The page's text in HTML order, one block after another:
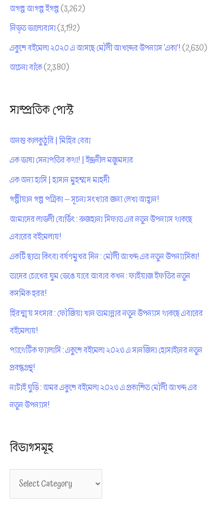
অগল্প আগল্প ইগল্প(3,262)
নিভৃত ভালোবাসা(3,192)
একুশে বইমেলা ২০২০ এ আসছে মৌলী আখন্দের উপন্যাস ‘একা’!(2,630)
অচেনা বাঁকে(2,380)
সাম্প্রতিক পোস্ট
অনন্ত কালকুঠুরি | মিহির বেরা
এক ভাষা সেনাপতির কথা! | ইন্দ্রনীল মজুমদার
এক অন্য হাসি | হাসান মুহম্মদ মাহদী
গল্পীয়ান গল্প পত্রিকা — সূচনা সংখ্যার জন্য লেখা আহ্বান!
আমাদের লাভলী বোর্ডিং : রুজহানা সিফাত এর নতুন উপন্যাস থাকছে
এবারের বইমেলায়!
একটি ছাতা কিংবা বর্ষণমুখর দিন : মৌলী আখন্দ এর নতুন উপন্যাসিকা!
তাদের চোখের ঘুম ভেঙে যাবে আবার কখন : ফাইয়াজ ইফতির নতুন
কসমিক হরর!
হিরন্ময় সংসার : ফৌজিয়া খান তামান্নার নতুন উপন্যাস থাকছে এবারের
বইমেলায়!
প্যাথেটিক ফ্যালাসি : একুশে বইমেলা ২০২৩ এ সানজিদা হোসাইনের নতুন
প্রবন্ধগ্রন্থ!
নাটাই ঘুড়ি : অমর একুশে বইমেলা ২০২৩ এ প্রকাশিত মৌলী আখন্দ এর
নতুন উপন্যাস!
বিভাগসমূহ
ভা